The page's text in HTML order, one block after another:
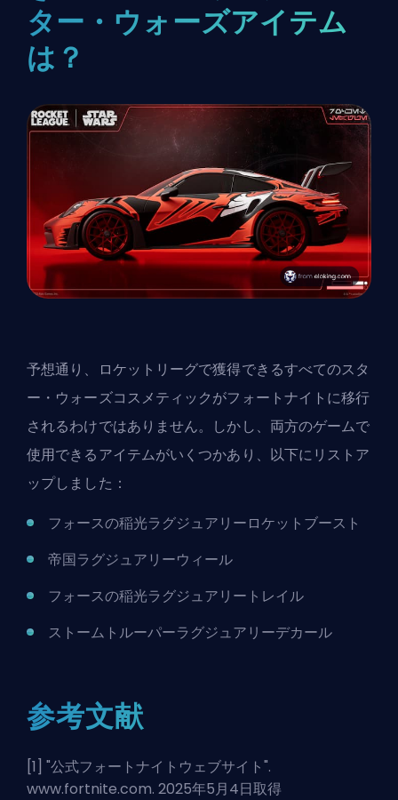
ター・ウォーズアイテム
は？
予想通り、ロケットリーグで獲得できるすべてのスタ
ー・ウォーズコスメティックがフォートナイトに移行
されるわけではありません。しかし、両方のゲームで
使用できるアイテムがいくつかあり、以下にリストア
ップしました：
フォースの稲光ラグジュアリーロケットブースト
帝国ラグジュアリーウィール
フォースの稲光ラグジュアリートレイル
ストームトルーパーラグジュアリーデカール
参考文献
[1] "公式フォートナイトウェブサイト".
www.fortnite.com. 2025年5月4日取得